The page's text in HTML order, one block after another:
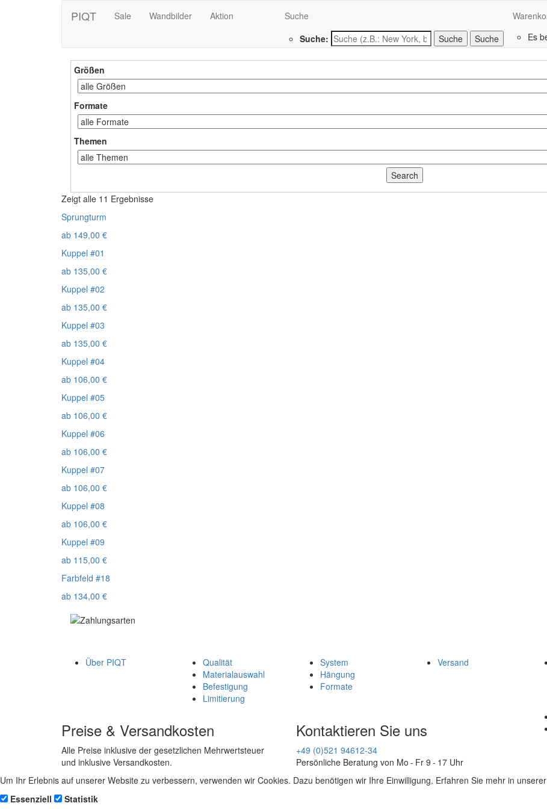
PIQT Sale Wandbilder Aktion
Suche
Suche:
Suche
Es
Größen
Formate
Themen
Zeigt alle 11 Ergebnisse
Sprungturm
ab 149,00 €
Kuppel #01
ab 135,00 €
Kuppel #02
ab 135,00 €
Kuppel #03
ab 135,00 €
Kuppel #04
ab 106,00 €
Kuppel #05
ab 106,00 €
Kuppel #06
ab 106,00 €
Kuppel #07
ab 106,00 €
Kuppel #08
ab 106,00 €
Kuppel #09
ab 115,00 €
Farbfeld #18
ab 134,00 €
Über PIQT
Qualität
Materialauswahl
Befestigung
Limitierung
System
Hängung
Formate
Versand
Preise & Versandkosten
Alle Preise inklusive der gesetzlichen Mehrwertsteuer
und inklusive Versandkosten.
Kontaktieren Sie uns
+49 (0)521 94612-34
Persönliche Beratung von Mo - Fr 9 - 17 Uhr
Um Ihr Erlebnis auf unserer Website zu verbessern, verwenden wir Cookies. Dazu benötigen wir Ihre Einwilligung. Erfahren Sie mehr in unserer
Essenziell
Statistik